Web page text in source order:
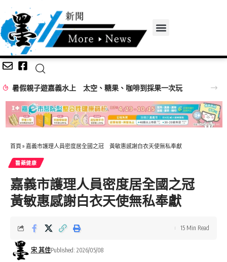
戒菸守護全家健康 來嘉戒菸好禮獎不完
首頁 » 嘉義市護理人員密度居全國之冠 黃敏惠感謝白衣天使無私奉獻
醫藥健康
嘉義市護理人員密度居全國之冠
黃敏惠感謝白衣天使無私奉獻
宋 其佳Published: 2026/05/08
15 Min Read